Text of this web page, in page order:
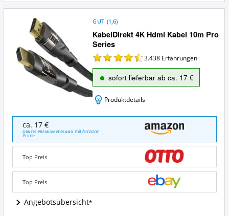
KabelDirekt 4K Hdmi Kabel 10m Pro
Series
GUT (1,6)
3.438 Erfahrungen
sofort lieferbar ab ca. 17 €
Produktdetails
KabelDirekt
Hdmi
Kabel
10m
Pro
Angebote:
Wo
ist
ca. 17 €
GRATIS PREMIUMVERSAND mit Amazon
Prime
Top Preis
Top Preis
Angebotsübersicht